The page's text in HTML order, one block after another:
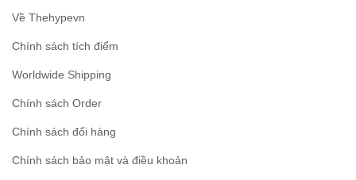
Về Thehypevn
Chính sách tích điểm
Worldwide Shipping
Chính sách Order
Chính sách đổi hàng
Chính sách bảo mật và điều khoản